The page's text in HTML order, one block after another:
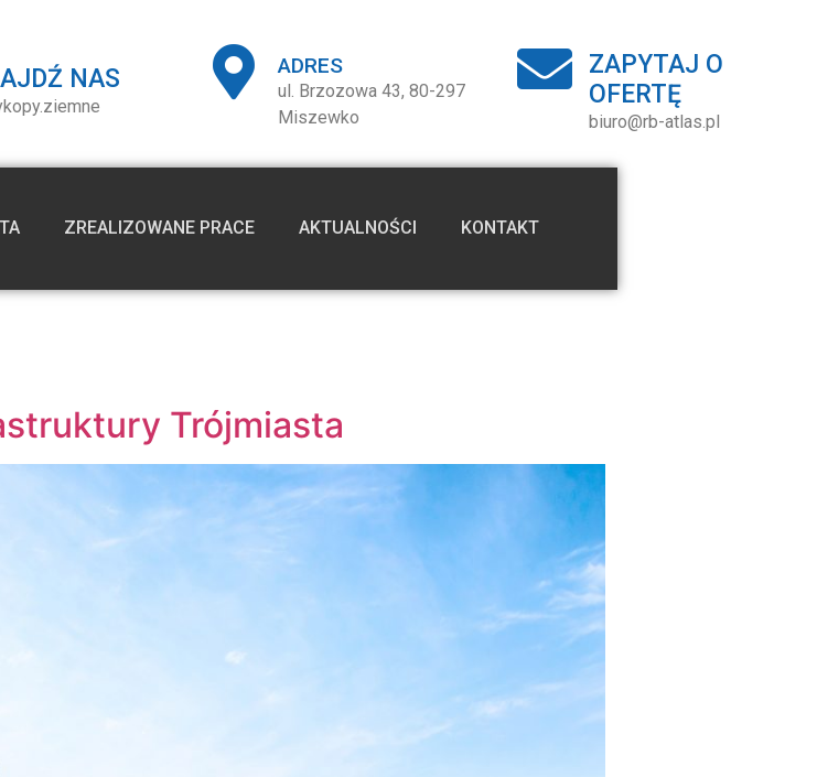
NAS ADRES
ul. Brzozowa 43, 80-297
Miszewko
ZAPYTAJ O
OFERTĘ
biuro@rb-atlas.pl
ZREALIZOWANE PRACE AKTUALNOŚCI KONTAKT
Trójmiasta